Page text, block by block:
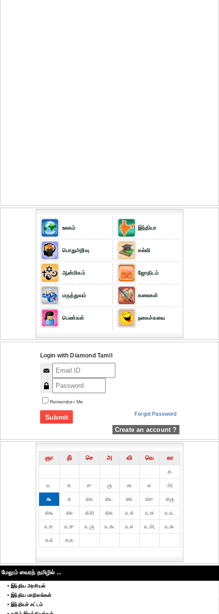
உலகம்
பொதுஅறிவு
ஆன்மிகம்
மருத்துவம்
பெண்கள்
இந்தியா
கல்வி
ஜோதிடம்
கலைகள்
நகைச்சுவை
Login with Diamond Tamil
Remember Me
Forgot Password
Create an account ?
ஞா தி் செ அ வி வெ
கா
௧
௨
௩ ௪ ௫ ௬ ௭
௮
௯
௰ ௰௧ ௰௨ ௰௩ ௰௪
௰௫
௰௬
௰௭ ௰௮ ௰௯ ௨௰ ௨௧
௨௨
௨௩
௨௪ ௨௫ ௨௬ ௨௭ ௨௮
௨௯
௩௰
௩௧
மேலும் வைரத் தமிழில் ...
• இந்திய அரசியல்
• இந்திய மாநிலங்கள்
• இந்தியச் சட்டம்